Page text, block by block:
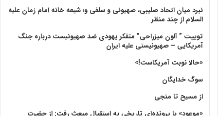
نبرد میان اتحاد صلیبی، صهیونی و سلفی و؛ شیعه خانه امام زمان علیه
السلام از چند منظر
توییت ” آلون میزراحی” متفکر یهودی ضد صهیونیست درباره جنگ
آمریکایی – صهیونیستی علیه ایران
«حالا نوبت آمریکاست!»
سوگ خدایگان
از مسیح تا منجی
«موعود» با پرونده‌ای تاریخی به استقبال مبعث رفت: از حضرت